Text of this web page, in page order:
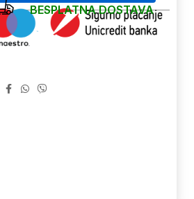
BESPLATNA DOSTAVA